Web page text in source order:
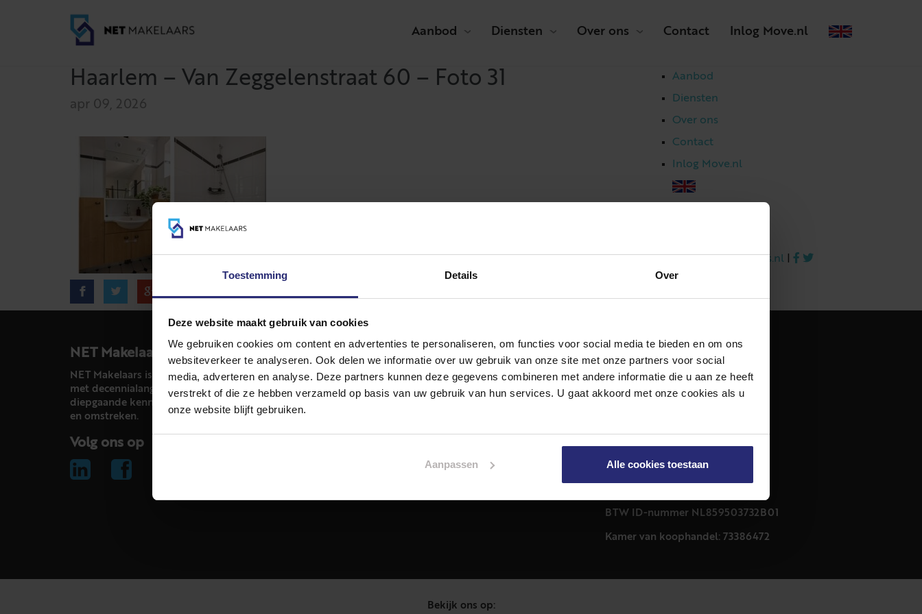
Toestemming Details Over
Deze website maakt gebruik van cookies
We gebruiken cookies om content en advertenties te personaliseren, om functies voor social media te bieden en om ons
websiteverkeer te analyseren. Ook delen we informatie over uw gebruik van onze site met onze partners voor social
media, adverteren en analyse. Deze partners kunnen deze gegevens combineren met andere informatie die u aan ze heeft
verstrekt of die ze hebben verzameld op basis van uw gebruik van hun services. U gaat akkoord met onze cookies als u
onze website blijft gebruiken.
Aanpassen Alle cookies toestaan
Aanbod Diensten Over ons Contact Inlog Move.nl
Haarlem – Van Zeggelenstraat 60 – Foto 31
apr 09, 2026
Aanbod
Diensten
Over ons
Contact
Inlog Move.nl
info@netmakelaars.nl
NET Makelaars
NET Makelaars is een modern makelaarskantoor
met decennialange ervaring in het vak en
diepgaande kennis van de huizenmarkt in Haarlem
en omstreken.
Volg ons op
Diensten
Hypotheekadvies
Taxatie
Turfmarkt 32 zwart
2011 CB Haarlem
BTW ID-nummer NL859503732B01
Kamer van koophandel: 73386472
Bekijk ons op: